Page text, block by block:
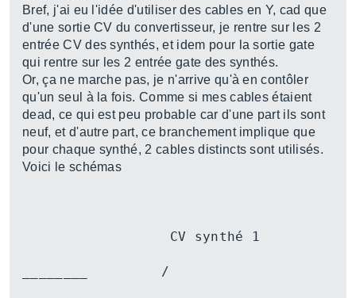
Bref, j'ai eu l'idée d'utiliser des cables en Y, cad que
d'une sortie CV du convertisseur, je rentre sur les 2
entrée CV des synthés, et idem pour la sortie gate
qui rentre sur les 2 entrée gate des synthés.
Or, ça ne marche pas, je n'arrive qu'à en contôler
qu'un seul à la fois. Comme si mes cables étaient
dead, ce qui est peu probable car d'une part ils sont
neuf, et d'autre part, ce branchement implique que
pour chaque synthé, 2 cables distincts sont utilisés.
Voici le schémas
                  CV synthé 1
________         /